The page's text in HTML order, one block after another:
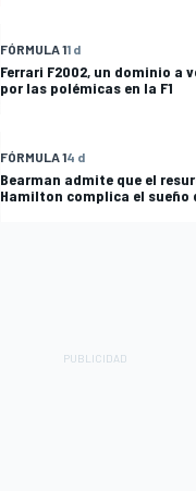
FÓRMULA 11 d
Ferrari F2002, un dominio a
por las polémicas en la F1
FÓRMULA 14 d
Bearman admite que el
Hamilton complica el sueño